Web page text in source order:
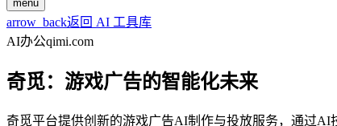
menu
arrow_back返回 AI 工具库
AI办公qimi.com
奇觅：游戏广告的智能化未来
奇觅平台提供创新的游戏广告AI制作与投放服务，通过AI